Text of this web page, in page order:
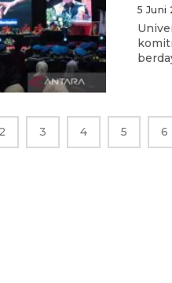
5 Juni
2 3 4 5 6